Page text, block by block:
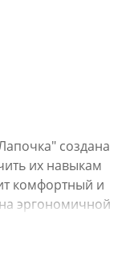
создана
их навыкам
комфортный и
эргономичной
нужное